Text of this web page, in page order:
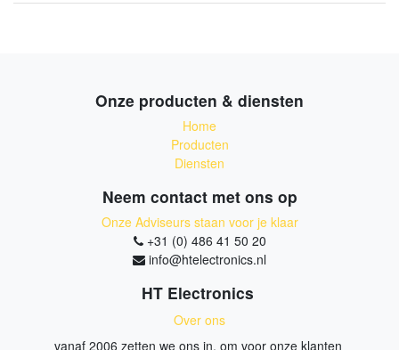
Onze producten & diensten
Home
Producten
Diensten
Neem contact met ons op
Onze Adviseurs staan voor je klaar
+31 (0) 486 41 50 20
info@htelectronics.nl
HT Electronics
Over ons
vanaf 2006 zetten we ons in, om voor onze klanten